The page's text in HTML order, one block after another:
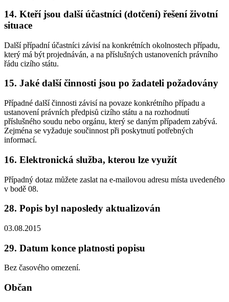
14. Kteří jsou další účastníci (dotčení) řešení životní
situace
Další případní účastníci závisí na konkrétních okolnostech případu,
který má být projednáván, a na příslušných ustanoveních právního
řádu cizího státu.
15. Jaké další činnosti jsou po žadateli požadovány
Případné další činnosti závisí na povaze konkrétního případu a
ustanovení právních předpisů cizího státu a na rozhodnutí
příslušného soudu nebo orgánu, který se daným případem zabývá.
Zejména se vyžaduje součinnost při poskytnutí potřebných
informací.
16. Elektronická služba, kterou lze využít
Případný dotaz můžete zaslat na e-mailovou adresu místa uvedeného
v bodě 08.
28. Popis byl naposledy aktualizován
03.08.2015
29. Datum konce platnosti popisu
Bez časového omezení.
Občan